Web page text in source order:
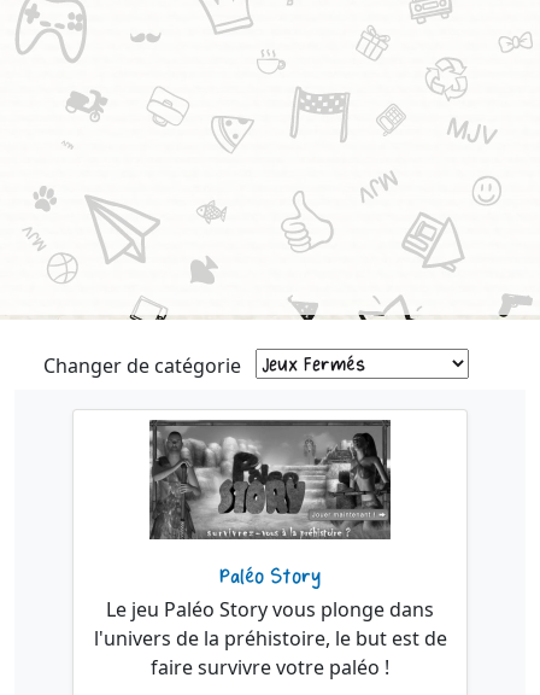
Changer de catégorie
Paléo Story
Le jeu Paléo Story vous plonge dans
l'univers de la préhistoire, le but est de
faire survivre votre paléo !